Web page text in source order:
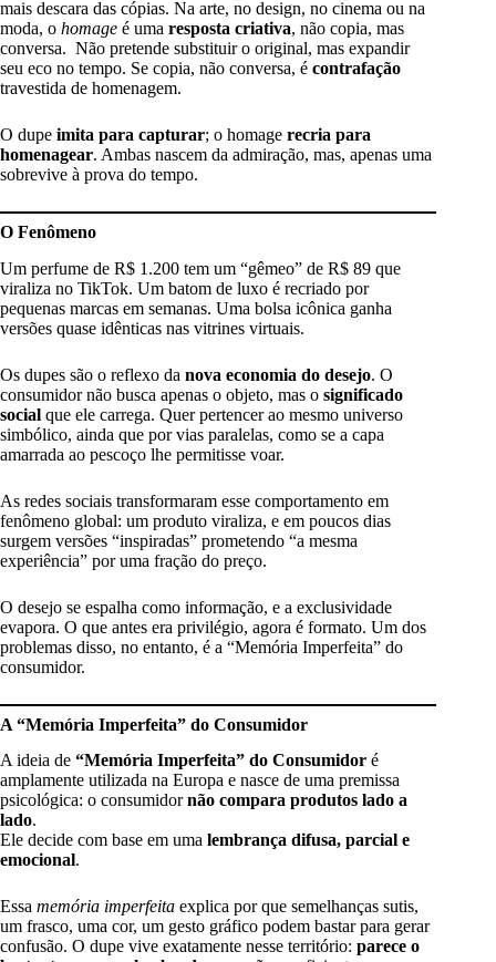
mais descara das cópias. Na arte, no design, no cinema ou na
moda, o homage é uma resposta criativa, não copia, mas
conversa. Não pretende substituir o original, mas expandir
seu eco no tempo. Se copia, não conversa, é contrafação
travestida de homenagem.
O dupe imita para capturar; o homage recria para
homenagear. Ambas nascem da admiração, mas, apenas uma
sobrevive à prova do tempo.
O Fenômeno
Um perfume de R$ 1.200 tem um “gêmeo” de R$ 89 que
viraliza no TikTok. Um batom de luxo é recriado por
pequenas marcas em semanas. Uma bolsa icônica ganha
versões quase idênticas nas vitrines virtuais.
Os dupes são o reflexo da nova economia do desejo. O
consumidor não busca apenas o objeto, mas o significado
social que ele carrega. Quer pertencer ao mesmo universo
simbólico, ainda que por vias paralelas, como se a capa
amarrada ao pescoço lhe permitisse voar.
As redes sociais transformaram esse comportamento em
fenômeno global: um produto viraliza, e em poucos dias
surgem versões “inspiradas” prometendo “a mesma
experiência” por uma fração do preço.
O desejo se espalha como informação, e a exclusividade
evapora. O que antes era privilégio, agora é formato. Um dos
problemas disso, no entanto, é a “Memória Imperfeita” do
consumidor.
A “Memória Imperfeita” do Consumidor
A ideia de “Memória Imperfeita” do Consumidor é
amplamente utilizada na Europa e nasce de uma premissa
psicológica: o consumidornão compara produtos lado a
lado.
Ele decide com base em uma lembrança difusa, parcial e
emocional.
Essa memória imperfeita explica por que semelhanças sutis,
um frasco, uma cor, um gesto gráfico podem bastar para gerar
confusão. O dupe vive exatamente nesse território: parece o